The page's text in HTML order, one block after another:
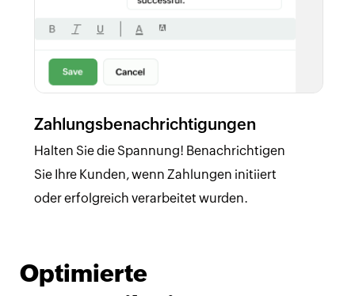
Zahlungsbenachrichtigungen
Halten Sie die Spannung! Benachrichtigen
Sie Ihre Kunden, wenn Zahlungen initiiert
oder erfolgreich verarbeitet wurden.
Optimierte